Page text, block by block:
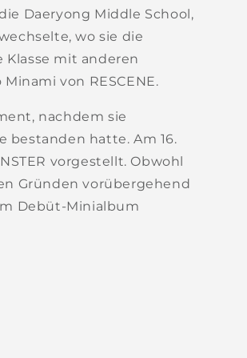
Daeryong Middle School,
wo sie die
mit anderen
von RESCENE.
nachdem sie
bestanden hatte. Am 16.
vorgestellt. Obwohl
Gründen vorübergehend
Debüt-Minialbum